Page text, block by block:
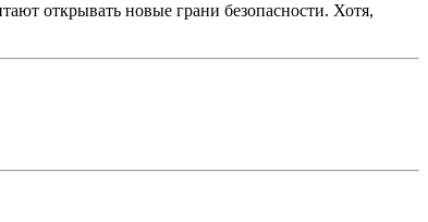
открывать новые грани безопасности. Хотя,